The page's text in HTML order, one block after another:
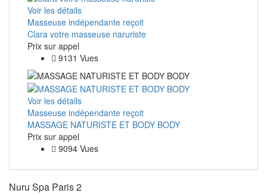
Voir les détails
Masseuse indépendante reçoit
Clara votre masseuse naruriste
Prix ​​sur appel
9131 Vues
Voir les détails
Masseuse indépendante reçoit
MASSAGE NATURISTE ET BODY BODY
Prix ​​sur appel
9094 Vues
Nuru Spa Paris 2